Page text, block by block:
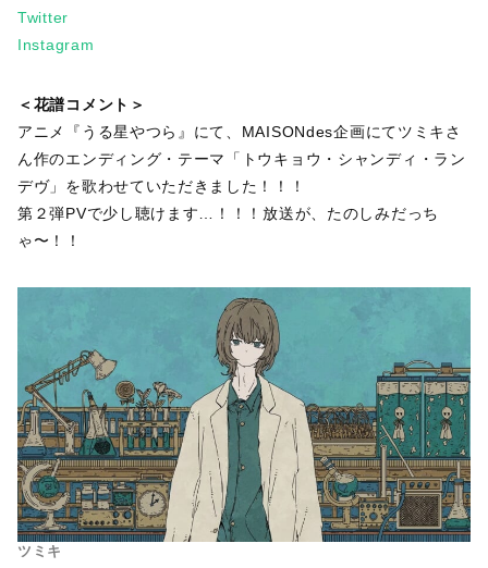
Twitter
Instagram
＜花譜コメント＞
アニメ『うる星やつら』にて、MAISONdes企画にてツミキさ
ん作のエンディング・テーマ「トウキョウ・シャンディ・ラン
デヴ」を歌わせていただきました！！！
第２弾PVで少し聴けます…！！！放送が、たのしみだっち
ゃ〜！！
ツミキ